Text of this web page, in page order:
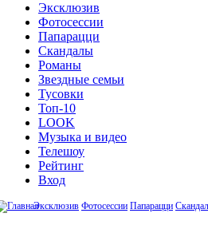
Эксклюзив
Фотосессии
Папарацци
Скандалы
Романы
Звездные семьи
Тусовки
Топ-10
LOOK
Музыка и видео
Телешоу
Рейтинг
Вход
Эксклюзив Фотосессии Папарацци